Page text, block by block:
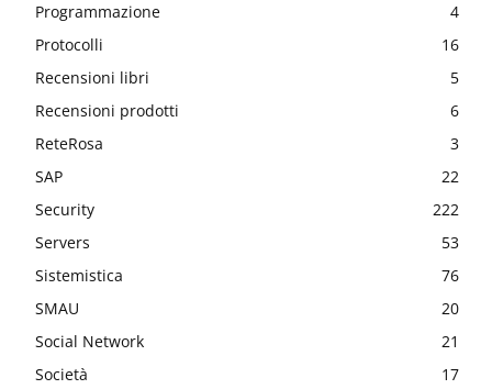
Programmazione
4
Protocolli
16
Recensioni libri
5
Recensioni prodotti
6
ReteRosa
3
SAP
22
Security
222
Servers
53
Sistemistica
76
SMAU
20
Social Network
21
Società
17